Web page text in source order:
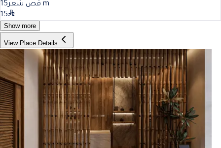
قص شعر15
m
15
Show more
View Place Details